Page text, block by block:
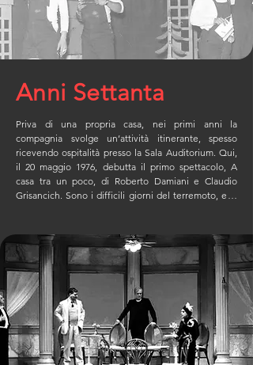
Anni Settanta
Priva di una propria casa, nei primi anni la
compagnia svolge un’attività itinerante, spesso
ricevendo ospitalità presso la Sala Auditorium. Qui,
il 20 maggio 1976, debutta il primo spettacolo, A
casa tra un poco, di Roberto Damiani e Claudio
Grisancich. Sono i difficili giorni del terremoto, e la
affrontare un territorio artistico al tempo poco
esplorato: quello del teatro ragazzi.
Nel novembre dello stesso anno va in scena Un
teatrino, due carabinieri, tre pulcinella e uno
spazzino di Tonino Conte e Lele Luzzati: il successo
è completo e la Contrada decide di proseguire su
questa linea, allestendo quello che è considerato
una pietra miliare nella storia del teatro ragazzi